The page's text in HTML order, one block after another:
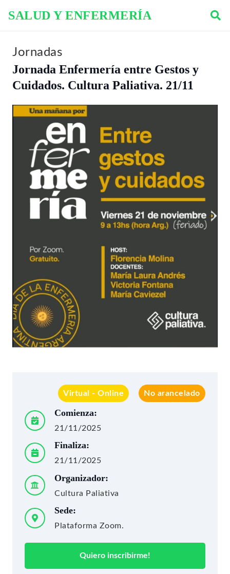
SALUD Y ENFERMERÍA
Jornadas
Jornada Enfermería entre Gestos y
Cuidados. Cultura Paliativa. 21/11
Virtual - Online No arancelado
Comienza:
21/11/2025
Finaliza:
21/11/2025
Organizador:
Cultura Paliativa
Sede:
Plataforma Zoom.
Quiero inscribirme!